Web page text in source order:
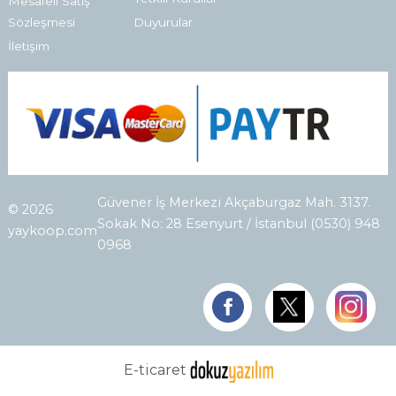
Sözleşmesi
İletişim
Duyurular
© 2026
yaykoop.com
Güvener İş Merkezi Akçaburgaz Mah. 3137.
Sokak No: 28 Esenyurt / İstanbul (0530) 948
0968
E-ticaret